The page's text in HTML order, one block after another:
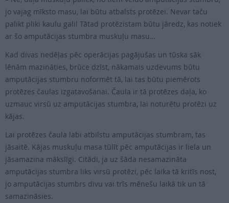
jo vajag mīksto masu, lai būtu atbalsts protēzei. Nevar taču
palikt pliki kaulu gali! Tātad protēzistam būtu jāredz, kas notiek
ar šo amputācijas stumbra muskuļu masu…
Kad divas nedēļas pēc operācijas pagājušas un tūska sāk
lēnām mazināties, brūce dzīst, nākamais uzdevums būtu
amputācijas stumbru noformēt tā, lai tas būtu piemērots
protēzes čaulas izgatavošanai. Čaula ir tā protēzes daļa, ko
uzmauc virsū uz amputācijas stumbra, lai noturētu protēzi uz
kājas.
Lai protēzes čaula labi atbilstu amputācijas stumbram, tas
jāsaitē. Kājas muskuļu masa tūlīt pēc amputācijas ir liela un
jāsamazina mākslīgi. Citādi, ja uz šāda nesamazināta
amputācijas stumbra liks virsū protēzi, pēc laika tā kritīs nost,
jo amputācijas stumbrs divu vai trīs mēnešu laikā tik un tā
samazināsies.